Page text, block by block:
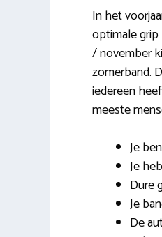
In het
optimale
/ november
zomerband.
iedereen
meeste
Je
Je
Dure
Je
De